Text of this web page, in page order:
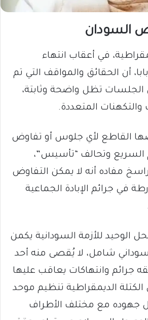
السودان
في أعقاب انتهاء
أن الحقائق والمواقف التي تم
الجلسات تظل واضحة وثابتة،
والتكهنات المتعددة.
القاطع لأي جلوس أو تفاوض
السريع وتحالف “تأسيس”،
مفاده أنه لا يمكن التفاوض
في جرائم الإبادة الجماعية
الوحيد للأزمة السودانية يكمن
شامل، لا يُقصى منه أحد
جرائم وانتهاكات يعاقب عليها
الكتلة الديمقراطية تنظيم موحد
جهوده مع مختلف الأطراف